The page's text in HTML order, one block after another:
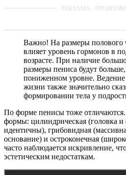
Важно! На размеры
влияет уровень гормонов в
возрасте. При наличие
размеры пениса будут
пониженном уровне. Ведение
жизни также значительно
формировании тела у
По форме пенисы тоже
формы: цилиндрическая (головка
идентичны), грибовидная
основание) и остроконечная
часто наблюдается искривление,
эстетическим недостаткам.